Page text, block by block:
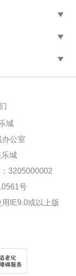
城
公室
城
3205000002
号
IE9.0或以上版